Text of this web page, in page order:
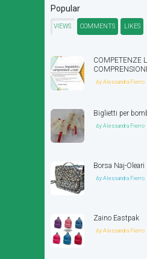
Popular
VIEWS COMMENTS LIKES
COMPETENZE
byAlessandra Fierro
Biglietti per
byAlessandra Fierro
Borsa Naj-Oleari
byAlessandra Fierro
Zaino Eastpak
byAlessandra Fierro